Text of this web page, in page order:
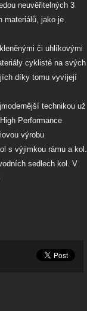
neuvěřitelných 3
materiálů, jako je
či uhlíkovými
cyklisté na svých
díky tomu vyvíjejí
technikou už
Performance
výrobu
s výjimkou rámu a kol.
sedlech kol. V